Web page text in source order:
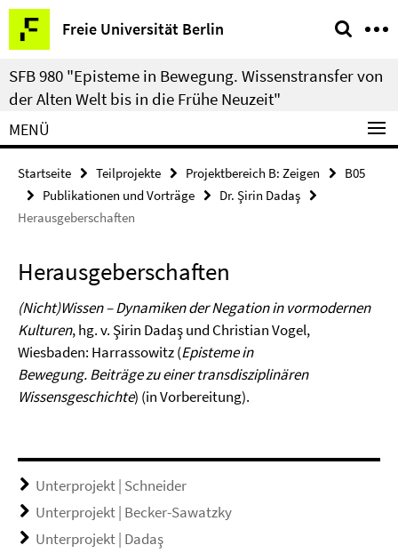
Springe
direkt
zu
Inhalt
Freie Universität Berlin
Service-
Navigation
SFB 980 "Episteme in Bewegung. Wissenstransfer von
der Alten Welt bis in die Frühe Neuzeit"
MENÜ
Startseite Teilprojekte Projektbereich B: Zeigen
B05
Publikationen und Vorträge
Dr. Şirin Dadaş
Herausgeberschaften
Herausgeberschaften
(Nicht)Wissen – Dynamiken der Negation in vormodernen
Kulturen, hg. v. Şirin Dadaş und Christian Vogel,
Wiesbaden: Harrassowitz (Episteme in
Bewegung.Beiträge zu einer transdisziplinären
Wissensgeschichte) (in Vorbereitung).
Unterprojekt | Schneider
Unterprojekt | Becker-Sawatzky
Unterprojekt | Dadaş